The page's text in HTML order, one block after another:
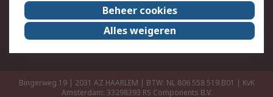
RS Group
Over ons
RS wereldwijd
Werken bij RS
ESG
Bingerweg 19 | 2031 AZ HAARLEM | BTW: NL 806 558 519.B01 | KvK
Amsterdam: 33298393 RS Components B.V.
Beheer cookies
Alles weigeren